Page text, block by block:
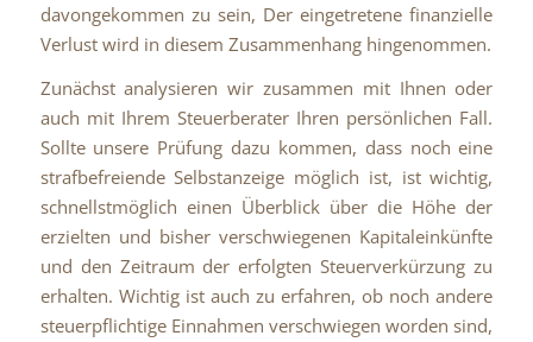
davongekommen zu sein, Der eingetretene finanzielle
Verlust wird in diesem Zusammenhang hingenommen.
Zunächst analysieren wir zusammen mit Ihnen oder
auch mit Ihrem Steuerberater Ihren persönlichen Fall.
Sollte unsere Prüfung dazu kommen, dass noch eine
strafbefreiende Selbstanzeige möglich ist, ist wichtig,
schnellstmöglich einen Überblick über die Höhe der
erzielten und bisher verschwiegenen Kapitaleinkünfte
und den Zeitraum der erfolgten Steuerverkürzung zu
erhalten. Wichtig ist auch zu erfahren, ob noch andere
steuerpflichtige Einnahmen verschwiegen worden sind,